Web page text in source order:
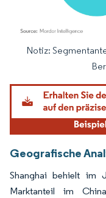
Bild © Mordor Intelligence.
Notiz:
Geografische
Shanghai behielt im
Marktanteil im